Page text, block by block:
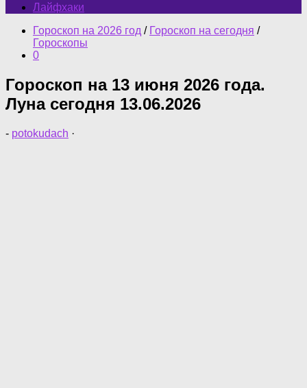
Лайфхаки
Гороскоп на 2026 год / Гороскоп на сегодня /
Гороскопы
0
Гороскоп на 13 июня 2026 года.
Луна сегодня 13.06.2026
- potokudach ·